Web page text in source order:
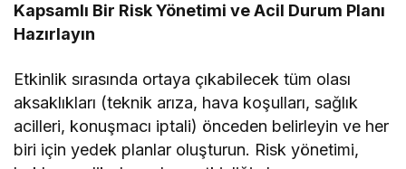
Kapsamlı Bir Risk Yönetimi ve Acil Durum Planı
Hazırlayın
Etkinlik sırasında ortaya çıkabilecek tüm olası
aksaklıkları (teknik arıza, hava koşulları, sağlık
acilleri, konuşmacı iptali) önceden belirleyin ve her
biri için yedek planlar oluşturun. Risk yönetimi,